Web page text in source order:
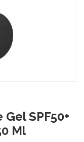
SPF50+
Ml